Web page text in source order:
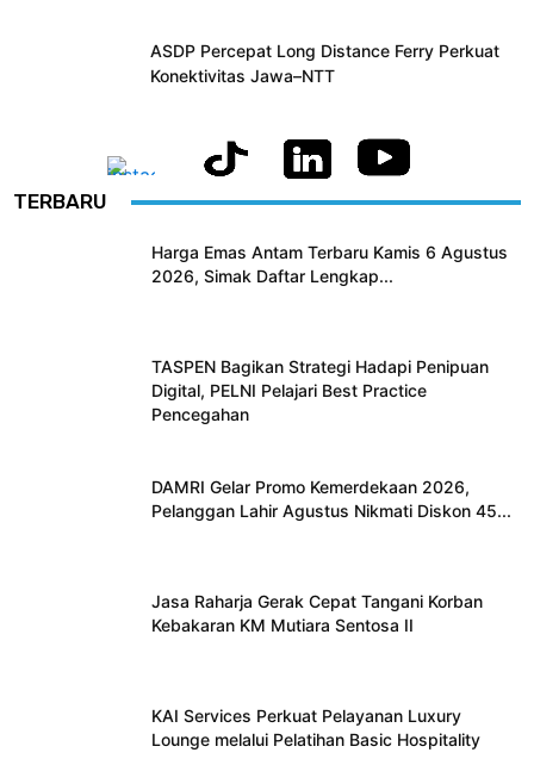
ASDP Percepat Long Distance Ferry Perkuat
Konektivitas Jawa–NTT
TERBARU
Harga Emas Antam Terbaru Kamis 6 Agustus
2026, Simak Daftar Lengkap...
TASPEN Bagikan Strategi Hadapi Penipuan
Digital, PELNI Pelajari Best Practice
Pencegahan
DAMRI Gelar Promo Kemerdekaan 2026,
Pelanggan Lahir Agustus Nikmati Diskon 45...
Jasa Raharja Gerak Cepat Tangani Korban
Kebakaran KM Mutiara Sentosa II
KAI Services Perkuat Pelayanan Luxury
Lounge melalui Pelatihan Basic Hospitality